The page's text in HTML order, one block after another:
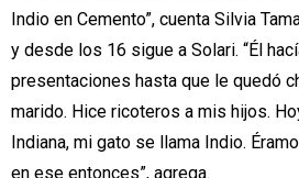
Indio en Cemento”, cuenta Silvia
y desde los 16 sigue a Solari. “Él
presentaciones hasta que le quedó
marido. Hice ricoteros a mis hijos.
Indiana, mi gato se llama Indio.
en ese entonces”, agrega.